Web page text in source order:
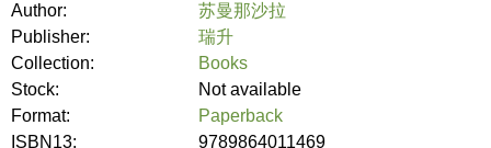
Author:
苏曼那沙拉
Publisher:
瑞升
Collection:
Books
Stock:
Not available
Format:
Paperback
ISBN13:
9789864011469